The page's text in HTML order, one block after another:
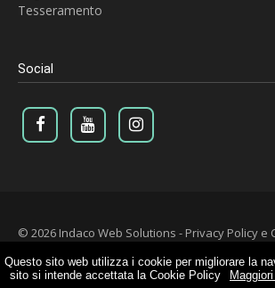
Tesseramento
Social
© 2026 Indaco Web Solutions - Privacy Policy e
Questo sito web utilizza i cookie per migliorare la
sito si intende accettata la Cookie Policy